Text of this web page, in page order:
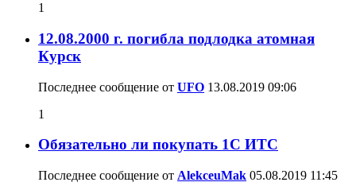
1
12.08.2000 г. погибла подлодка атомная
Курск
Последнее сообщение от UFO 13.08.2019 09:06
1
Обязательно ли покупать 1С ИТС
Последнее сообщение от AlekceuMak 05.08.2019 11:45